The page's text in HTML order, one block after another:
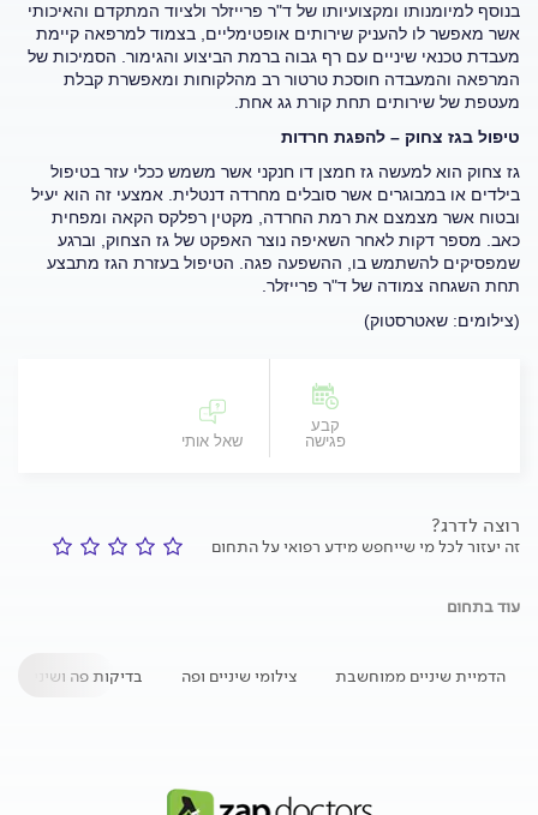
בנוסף למיומנותו ומקצועיותו של ד"ר פרייזלר ולציוד המתקדם והאיכותי
אשר מאפשר לו להעניק שירותים אופטימליים, בצמוד למרפאה קיימת
מעבדת טכנאי שיניים עם רף גבוה ברמת הביצוע והגימור. הסמיכות של
המרפאה והמעבדה חוסכת טרטור רב מהלקוחות ומאפשרת קבלת
מעטפת של שירותים תחת קורת גג אחת.
טיפול בגז צחוק – להפגת חרדות
גז צחוק הוא למעשה גז חמצן דו חנקני אשר משמש ככלי עזר בטיפול
בילדים או במבוגרים אשר סובלים מחרדה ‏דנטלית. אמצעי זה הוא יעיל
ובטוח אשר מצמצם את רמת החרדה, מקטין רפלקס הקאה ‏ומפחית
כאב. מספר דקות לאחר השאיפה נוצר האפקט של גז הצחוק, וברגע
שמפסיקים להשתמש בו, ההשפעה פגה. הטיפול בעזרת הגז מתבצע
תחת השגחה צמודה של ד"ר פרייזלר.
(צילומים: שאטרסטוק)
קבע
פגישה
שאל אותי
רוצה לדרג?
זה יעזור לכל מי שייחפש מידע רפואי על התחום
עוד בתחום
הדמיית שיניים ממוחשבת צילומי שיניים ופה בדיקות פה ושיניים